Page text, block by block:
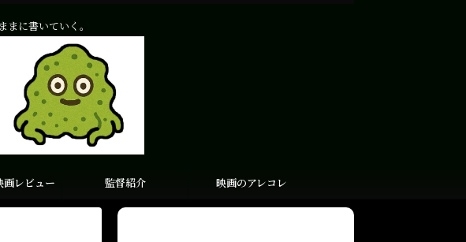
に書いていく。
画レビュー 監督紹介 映画のアレコレ